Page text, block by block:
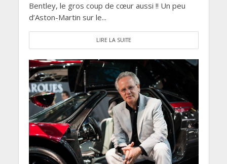
Bentley, le gros coup de cœur aussi !! Un peu
d’Aston-Martin sur le...
LIRE LA SUITE